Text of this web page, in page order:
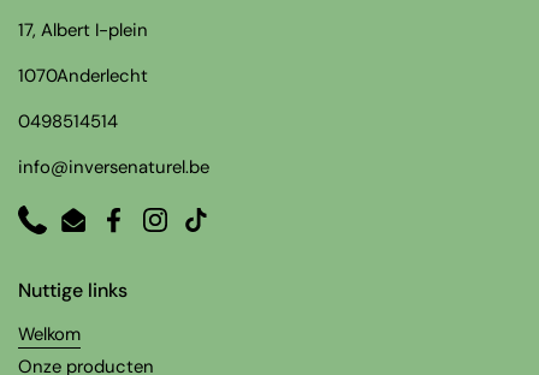
17, Albert I-plein
1070Anderlecht
0498514514
info@inversenaturel.be
PhoneEmailFacebook
Instagram
TikTok
Nuttige links
Welkom
Onze producten